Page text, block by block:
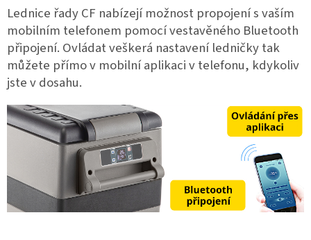
Lednice řady CF nabízejí možnost propojení s vaším
mobilním telefonem pomocí vestavěného Bluetooth
připojení. Ovládat veškerá nastavení ledničky tak
můžete přímo v mobilní aplikaci v telefonu, kdykoliv
jste v dosahu.